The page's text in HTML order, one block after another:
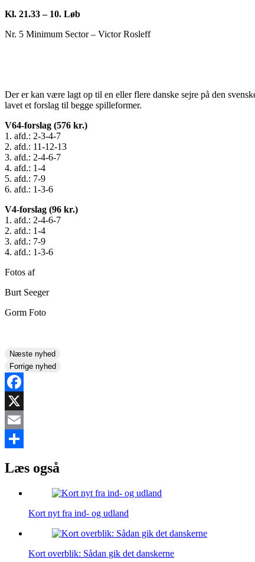
Kl. 21.33 – 10. Løb
Nr. 5 Minimum Sector – Victor Rosleff
Der er kan være lagt op til en eller flere danske sejre på den
lavet et forslag til begge spilleformer.
V64-forslag (576 kr.)
1. afd.: 2-3-4-7
2. afd.: 11-12-13
3. afd.: 2-4-6-7
4. afd.: 1-4
5. afd.: 7-9
6. afd.: 1-3-6
V4-forslag (96 kr.)
1. afd.: 2-4-6-7
2. afd.: 1-4
3. afd.: 7-9
4. afd.: 1-3-6
Fotos af
Burt Seeger
Gorm Foto
Næste nyhed
Forrige nyhed
Facebook
X
Email
Læs også
Kort nyt fra ind- og udland
Kort overblik: Sådan gik det danskerne